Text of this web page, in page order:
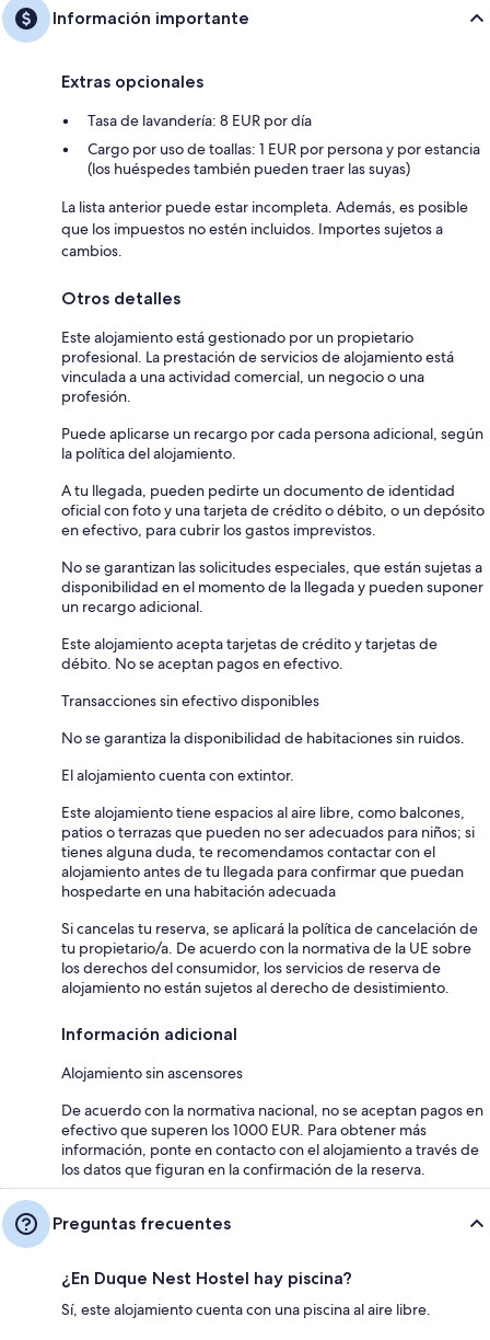
Información importante
Extras opcionales
Tasa de lavandería: 8 EUR por día
Cargo por uso de toallas: 1 EUR por persona y por estancia
(los huéspedes también pueden traer las suyas)
La lista anterior puede estar incompleta. Además, es posible
que los impuestos no estén incluidos. Importes sujetos a
cambios.
Otros detalles
Este alojamiento está gestionado por un propietario
profesional. La prestación de servicios de alojamiento está
vinculada a una actividad comercial, un negocio o una
profesión.
Puede aplicarse un recargo por cada persona adicional, según
la política del alojamiento.
A tu llegada, pueden pedirte un documento de identidad
oficial con foto y una tarjeta de crédito o débito, o un depósito
en efectivo, para cubrir los gastos imprevistos.
No se garantizan las solicitudes especiales, que están sujetas a
disponibilidad en el momento de la llegada y pueden suponer
un recargo adicional.
Este alojamiento acepta tarjetas de crédito y tarjetas de
débito. No se aceptan pagos en efectivo.
Transacciones sin efectivo disponibles
No se garantiza la disponibilidad de habitaciones sin ruidos.
El alojamiento cuenta con extintor.
Este alojamiento tiene espacios al aire libre, como balcones,
patios o terrazas que pueden no ser adecuados para niños; si
tienes alguna duda, te recomendamos contactar con el
alojamiento antes de tu llegada para confirmar que puedan
hospedarte en una habitación adecuada
Si cancelas tu reserva, se aplicará la política de cancelación de
tu propietario/a. De acuerdo con la normativa de la UE sobre
los derechos del consumidor, los servicios de reserva de
alojamiento no están sujetos al derecho de desistimiento.
Información adicional
Alojamiento sin ascensores
De acuerdo con la normativa nacional, no se aceptan pagos en
efectivo que superen los 1000 EUR. Para obtener más
información, ponte en contacto con el alojamiento a través de
los datos que figuran en la confirmación de la reserva.
Preguntas frecuentes
¿En Duque Nest Hostel hay piscina?
Sí, este alojamiento cuenta con una piscina al aire libre.